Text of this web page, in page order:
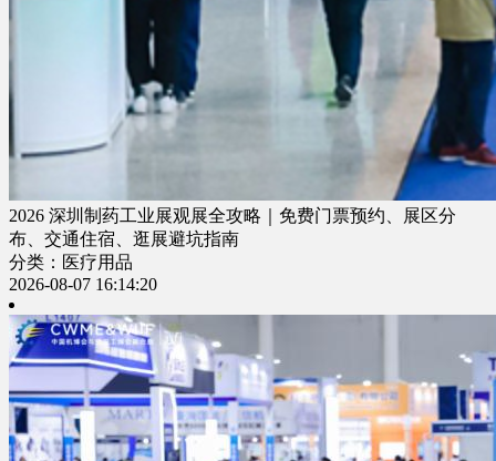
2026 深圳制药工业展观展全攻略｜免费门票预约、展区分
布、交通住宿、逛展避坑指南
分类：医疗用品
2026-08-07 16:14:20